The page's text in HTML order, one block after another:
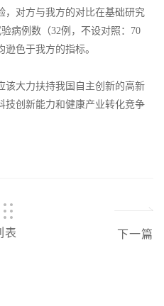
，对方与我方的对比在基础研究
病例数（32例，不设对照：70
色于我方的指标。
该大力扶持我国自主创新的高新
技创新能力和健康产业转化竞争
表 下一篇